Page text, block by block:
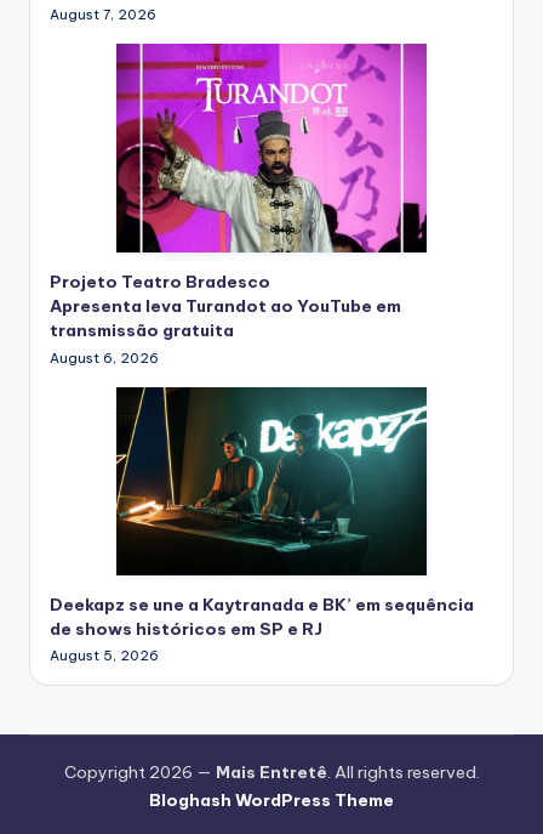
August 7, 2026
Projeto Teatro Bradesco
Apresenta leva Turandot ao YouTube em
transmissão gratuita
August 6, 2026
Deekapz se une a Kaytranada e BK’ em sequência
de shows históricos em SP e RJ
August 5, 2026
Copyright 2026 — Mais Entretê. All rights reserved.
Bloghash WordPress Theme